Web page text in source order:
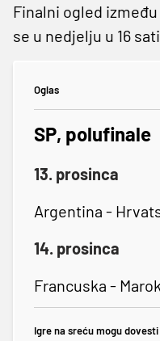
Finalni ogled
se u nedjelju u 16
Oglas
SP, polufinale
13. prosinca
Argentina -
14. prosinca
Francuska -
Igre na sreću mogu